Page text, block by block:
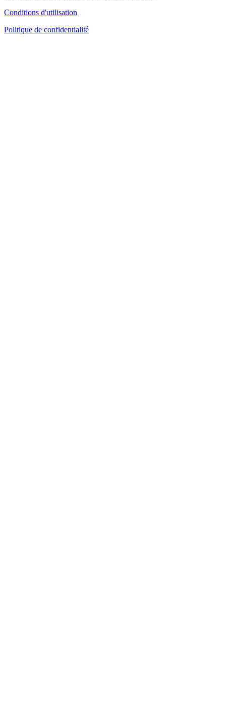
Conditions d'utilisation
Politique de confidentialité